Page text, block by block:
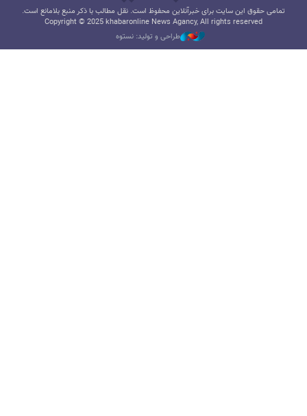
تمامی حقوق این سایت برای خبرآنلاین محفوظ است. نقل مطالب با ذکر منبع بلامانع است.
Copyright © 2025 khabaronline News Agancy, All rights reserved
طراحی و تولید: نستوه